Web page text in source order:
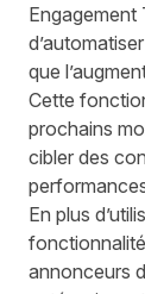
Engagement
que
Cette
prochains
cibler des
En plus
annonceurs